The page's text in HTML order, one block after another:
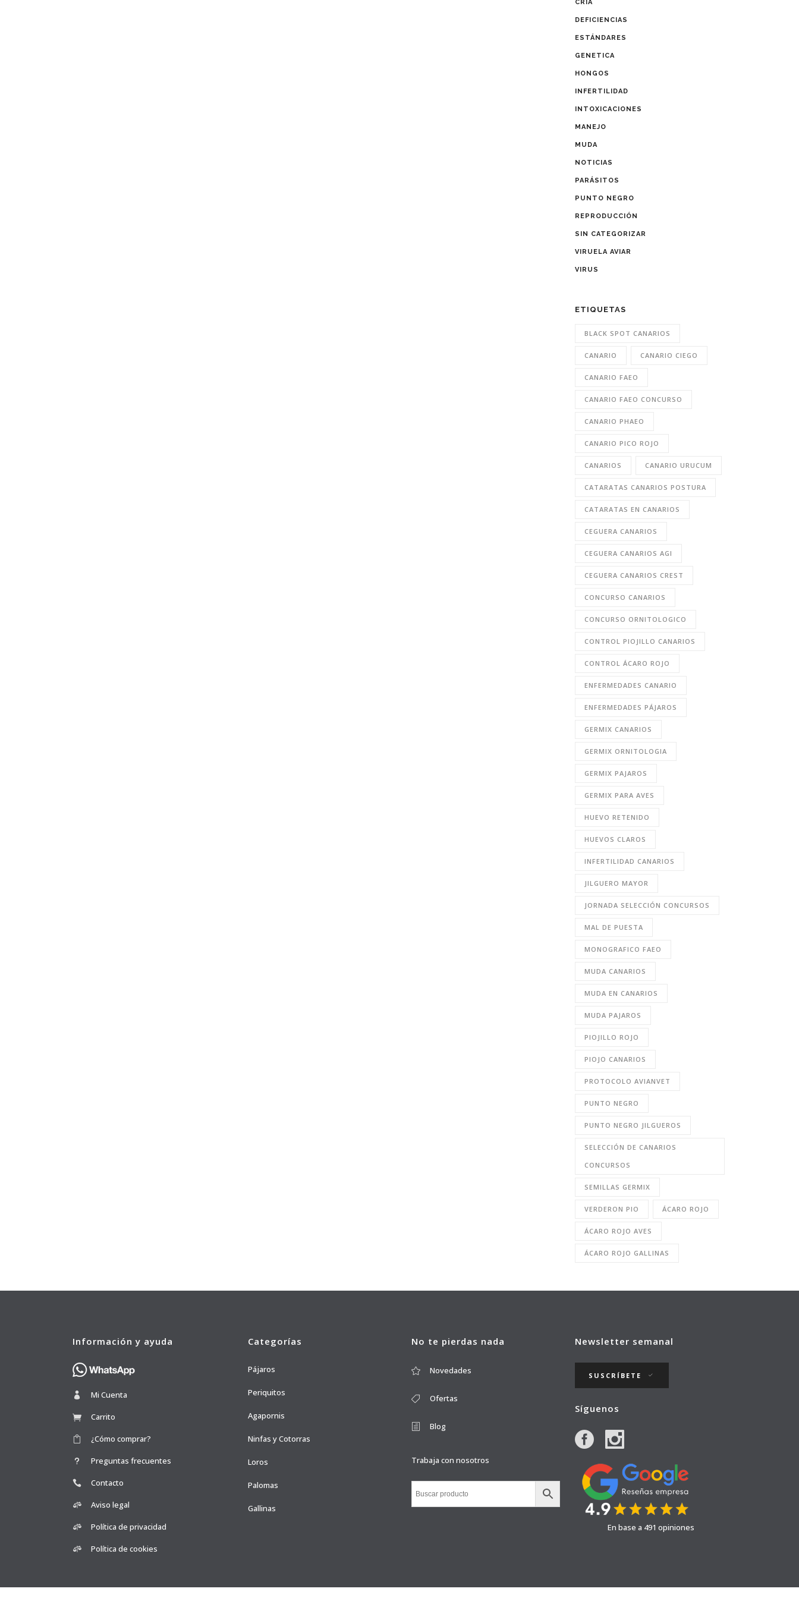
CRIA
DEFICIENCIAS
ESTÁNDARES
GENETICA
HONGOS
INFERTILIDAD
INTOXICACIONES
MANEJO
MUDA
NOTICIAS
PARÁSITOS
PUNTO NEGRO
REPRODUCCIÓN
SIN CATEGORIZAR
VIRUELA AVIAR
VIRUS
ETIQUETAS
BLACK SPOT CANARIOS
CANARIO CANARIO CIEGO
CANARIO FAEO
CANARIO FAEO CONCURSO
CANARIO PHAEO
CANARIO PICO ROJO
CANARIOS CANARIO URUCUM
CATARATAS CANARIOS POSTURA
CATARATAS EN CANARIOS
CEGUERA CANARIOS
CEGUERA CANARIOS AGI
CEGUERA CANARIOS CREST
CONCURSO CANARIOS
CONCURSO ORNITOLOGICO
CONTROL PIOJILLO CANARIOS
CONTROL ÁCARO ROJO
ENFERMEDADES CANARIO
ENFERMEDADES PÁJAROS
GERMIX CANARIOS
GERMIX ORNITOLOGIA
GERMIX PAJAROS
GERMIX PARA AVES
HUEVO RETENIDO
HUEVOS CLAROS
INFERTILIDAD CANARIOS
JILGUERO MAYOR
JORNADA SELECCIÓN CONCURSOS
MAL DE PUESTA
MONOGRAFICO FAEO
MUDA CANARIOS
MUDA EN CANARIOS
MUDA PAJAROS
PIOJILLO ROJO
PIOJO CANARIOS
PROTOCOLO AVIANVET
PUNTO NEGRO
PUNTO NEGRO JILGUEROS
SELECCIÓN DE CANARIOS
CONCURSOS
SEMILLAS GERMIX
VERDERON PIO ÁCARO ROJO
ÁCARO ROJO AVES
ÁCARO ROJO GALLINAS
Información y ayuda
Mi Cuenta
Carrito
¿Cómo comprar?
Preguntas frecuentes
Contacto
Aviso legal
Política de privacidad
Política de cookies
Categorías
Pájaros
Periquitos
Agapornis
Ninfas y Cotorras
Loros
Palomas
Gallinas
No te pierdas nada
Novedades
Ofertas
Blog
Trabaja con nosotros
Newsletter semanal
SUSCRÍBETE
Síguenos
En base a 491 opiniones